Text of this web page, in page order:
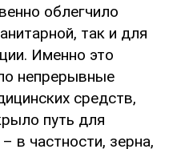
облегчило
так и для
Именно это
непрерывные
средств,
путь для
в частности, зерна,